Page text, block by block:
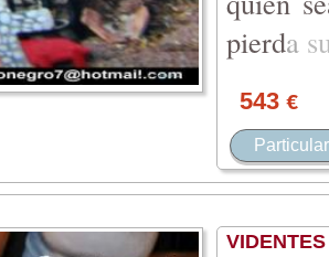
pierda
543 €
Particular